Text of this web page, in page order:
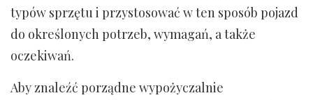
typów sprzętu i przystosować w ten sposób pojazd
do określonych potrzeb, wymagań, a także
oczekiwań.
Aby znaleźć porządne wypożyczalnie